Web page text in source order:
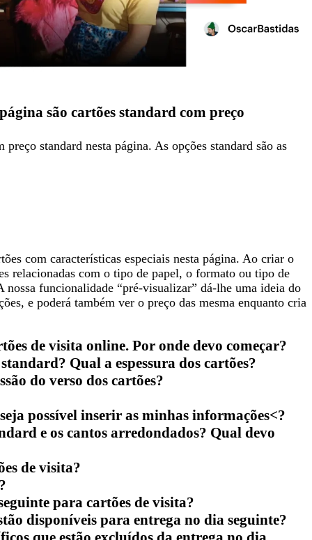
são cartões standard com preço
standard nesta página. As opções standard são as
com características especiais nesta página. Ao criar o
relacionadas com o tipo de papel, o formato ou tipo de
nossa funcionalidade “pré-visualizar” dá-lhe uma ideia do
e poderá também ver o preço das mesma enquanto cria
de visita online. Por onde devo começar?
Qual a espessura dos cartões?
do verso dos cartões?
possível inserir as minhas informações<?
e os cantos arredondados? Qual devo
de visita?
para cartões de visita?
disponíveis para entrega no dia seguinte?